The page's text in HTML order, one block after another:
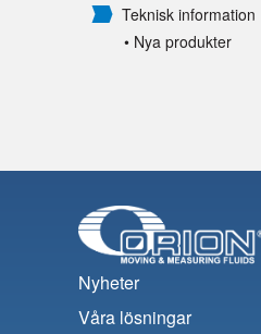
Teknisk information
• Nya produkter
Nyheter
Våra lösningar